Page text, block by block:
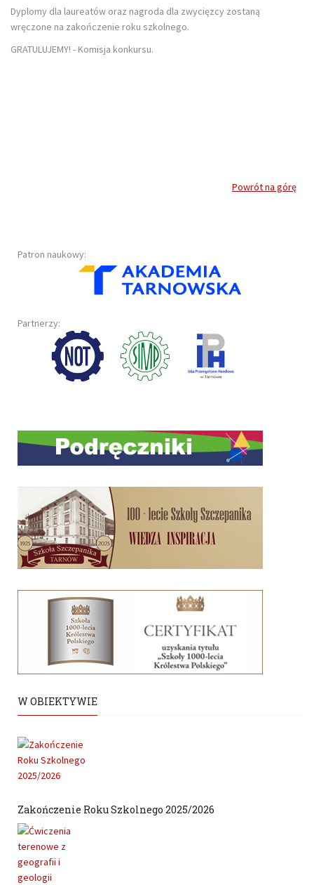
Dyplomy dla laureatów oraz nagroda dla zwycięzcy zostaną
wręczone na zakończenie roku szkolnego.
GRATULUJEMY! - Komisja konkursu.
Powrót na górę
Patron naukowy:
Partnerzy:
W OBIEKTYWIE
Zakończenie Roku Szkolnego 2025/2026